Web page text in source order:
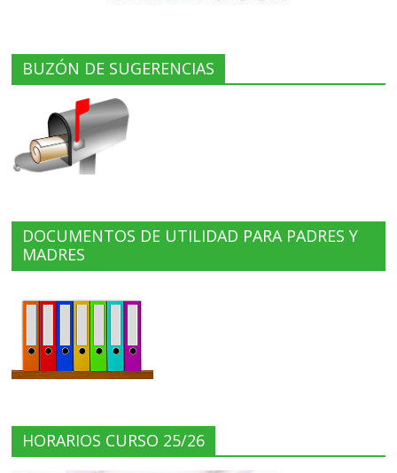
BUZÓN DE SUGERENCIAS
DOCUMENTOS DE UTILIDAD PARA PADRES Y
MADRES
HORARIOS CURSO 25/26